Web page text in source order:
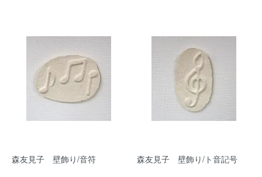
森友見子 壁飾り/音符
森友見子 壁飾り/ト音記号